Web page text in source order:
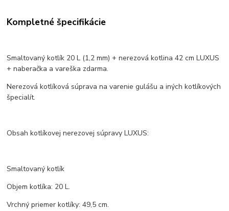
Kompletné špecifikácie
Smaltovaný kotlík 20 L (1,2 mm) + nerezová kotlina 42 cm LUXUS
+ naberačka a vareška zdarma.
Nerezová kotlíková súprava na varenie gulášu a iných kotlíkových
špecialít.
Obsah kotlíkovej nerezovej súpravy LUXUS:
Smaltovaný kotlík
Objem kotlíka: 20 L.
Vrchný priemer kotlíky: 49,5 cm.